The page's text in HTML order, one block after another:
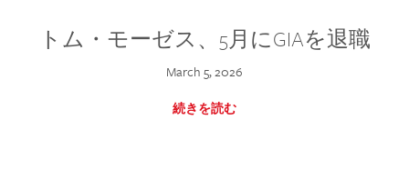
トム・モーゼス、5月にGIAを退職
March 5, 2026
続きを読む